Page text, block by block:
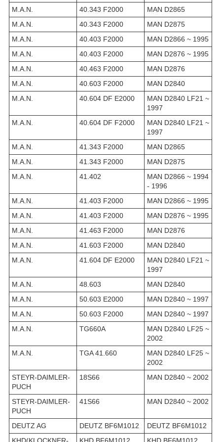
M.A.N.
40.343 F2000
MAN D2865
M.A.N.
40.343 F2000
MAN D2875
M.A.N.
40.403 F2000
MAN D2866 ~ 1995
M.A.N.
40.403 F2000
MAN D2876 ~ 1995
M.A.N.
40.463 F2000
MAN D2876
M.A.N.
40.603 F2000
MAN D2840
M.A.N.
40.604 DF E2000
MAN D2840 LF21 ~
1997
M.A.N.
40.604 DF F2000
MAN D2840 LF21 ~
1997
M.A.N.
41.343 F2000
MAN D2865
M.A.N.
41.343 F2000
MAN D2875
M.A.N.
41.402
MAN D2866 ~ 1994
- 1996
M.A.N.
41.403 F2000
MAN D2866 ~ 1995
M.A.N.
41.403 F2000
MAN D2876 ~ 1995
M.A.N.
41.463 F2000
MAN D2876
M.A.N.
41.603 F2000
MAN D2840
M.A.N.
41.604 DF E2000
MAN D2840 LF21 ~
1997
M.A.N.
48.603
MAN D2840
M.A.N.
50.603 E2000
MAN D2840 ~ 1997
M.A.N.
50.603 F2000
MAN D2840 ~ 1997
M.A.N.
TG660A
MAN D2840 LF25 ~
2002
M.A.N.
TGA 41.660
MAN D2840 LF25 ~
2002
STEYR-DAIMLER-
PUCH
18S66 MAN D2840 ~ 2002
STEYR-DAIMLER-
PUCH
41S66 MAN D2840 ~ 2002
DEUTZ AG DEUTZ BF6M1012
DEUTZ BF6M1012
KHD(KLOCKNER-
KHD BF6M1012 KHD BF6M1012